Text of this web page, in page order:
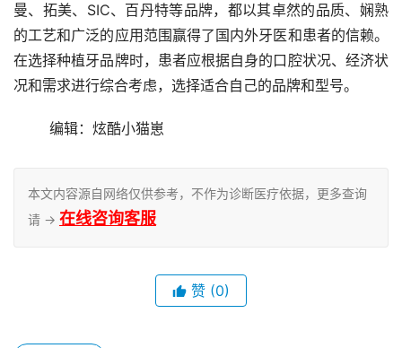
曼、拓美、SIC、百丹特等品牌，都以其卓然的品质、娴熟
的工艺和广泛的应用范围赢得了国内外牙医和患者的信赖。
在选择种植牙品牌时，患者应根据自身的口腔状况、经济状
况和需求进行综合考虑，选择适合自己的品牌和型号。
	编辑：炫酷小猫崽
本文内容源自网络仅供参考，不作为诊断医疗依据，更多查询
请 → 在线咨询客服
赞 (0)